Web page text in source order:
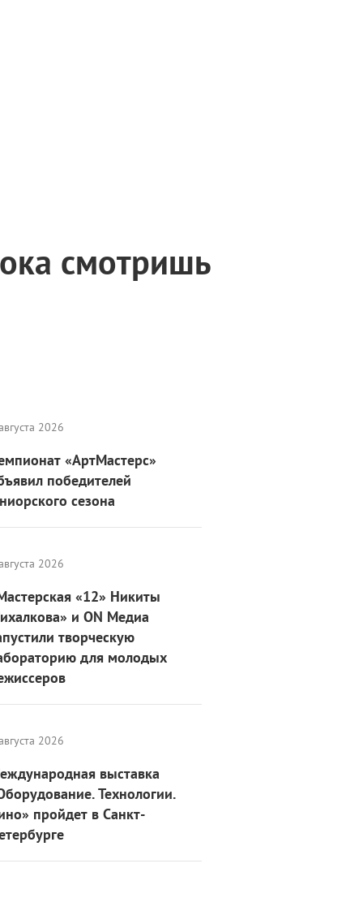
смотришь
2026
«АртМастерс»
победителей
сезона
2026
«12» Никиты
и ON Медиа
творческую
для молодых
2026
выставка
Технологии.
пройдет в Санкт-